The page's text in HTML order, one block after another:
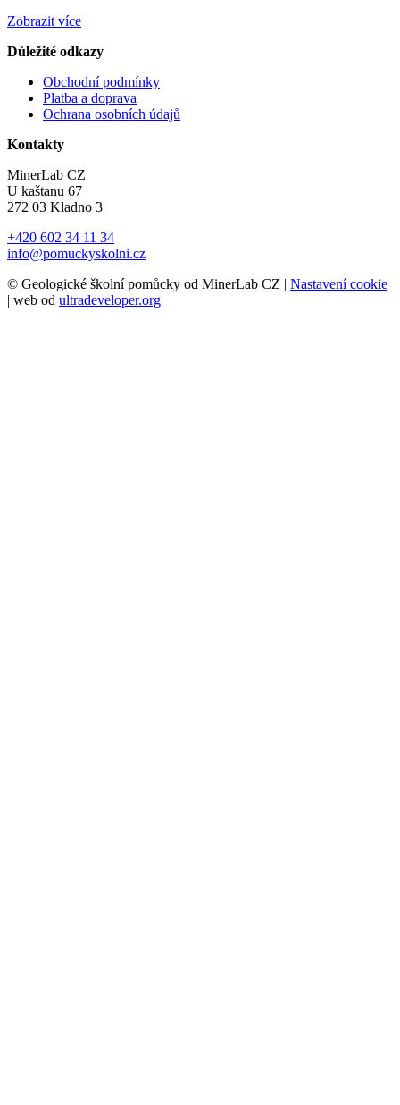
Zobrazit více
Důležité odkazy
Obchodní podmínky
Platba a doprava
Ochrana osobních údajů
Kontakty
MinerLab CZ
U kaštanu 67
272 03 Kladno 3
+420 602 34 11 34
info@pomuckyskolni.cz
© Geologické školní pomůcky od MinerLab CZ | Nastavení cookie
| web od ultradeveloper.org